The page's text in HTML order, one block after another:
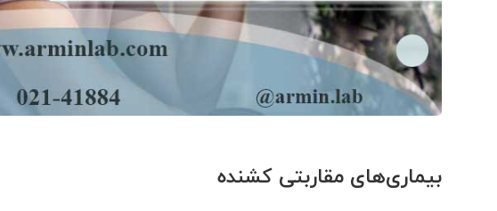
بیماری‌های مقاربتی کشنده